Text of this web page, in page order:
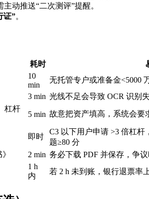
动推送“二次测评”提醒。
证”。
耗时
10
min
无托管专户或准备金<5000
3 min 光线不足会导致 OCR 识别
杠杆
5 min 故意把资产填高，系统会要
即时
C3 以下用户申请 >3 倍杠杆
题≥80 分
2 min 务必下载 PDF 并保存，争
1 h
内
若 2 h 未到账，银行退票率